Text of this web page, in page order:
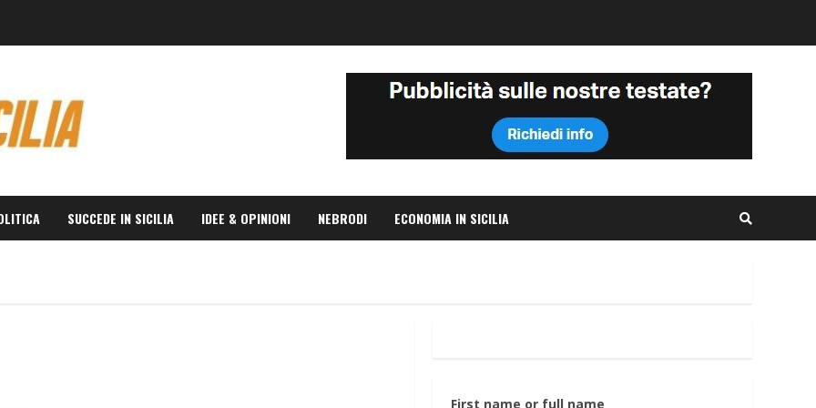
SUCCEDE IN SICILIA IDEE & OPINIONI NEBRODI ECONOMIA IN SICILIA
First name or full name